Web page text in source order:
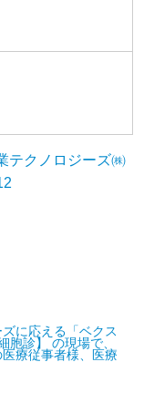
テクノロジーズ㈱
に応える「ベクス
胞診】 の現場で、
療従事者様、医療